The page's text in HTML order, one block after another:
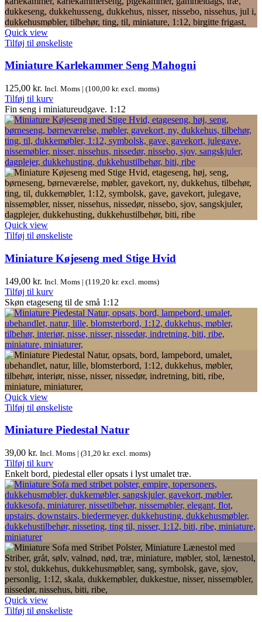
Quick view
Tilføj til ønskeliste
Miniature Karlekammer Seng Mahogni
125,00 kr. Incl. Moms | (100,00 kr. excl. moms)
Tilføj til kurv
Fin seng i miniatureudgave. 1:12
Quick view
Tilføj til ønskeliste
Miniature Køjeseng med Stige Hvid
149,00 kr. Incl. Moms | (119,20 kr. excl. moms)
Tilføj til kurv
Skøn etageseng til de små 1:12
Quick view
Tilføj til ønskeliste
Miniature Piedestal Natur
39,00 kr. Incl. Moms | (31,20 kr. excl. moms)
Tilføj til kurv
Enkelt bord, piedestal eller opsats i lyst umalet træ.
Quick view
Tilføj til ønskeliste